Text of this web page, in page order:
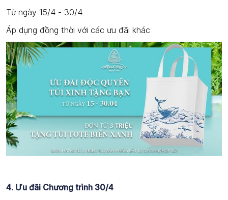
Từ ngày 15/4 - 30/4
Áp dụng đồng thời với các ưu đãi khác
4. Ưu đãi Chương trình 30/4